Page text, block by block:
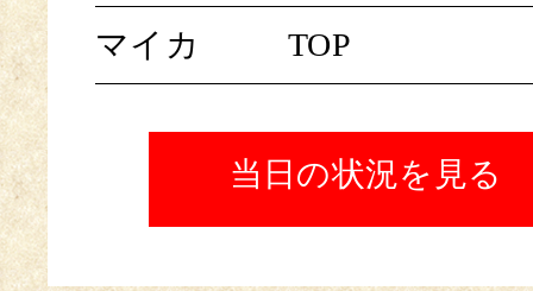
マイカ TOP
当日の状況を見る